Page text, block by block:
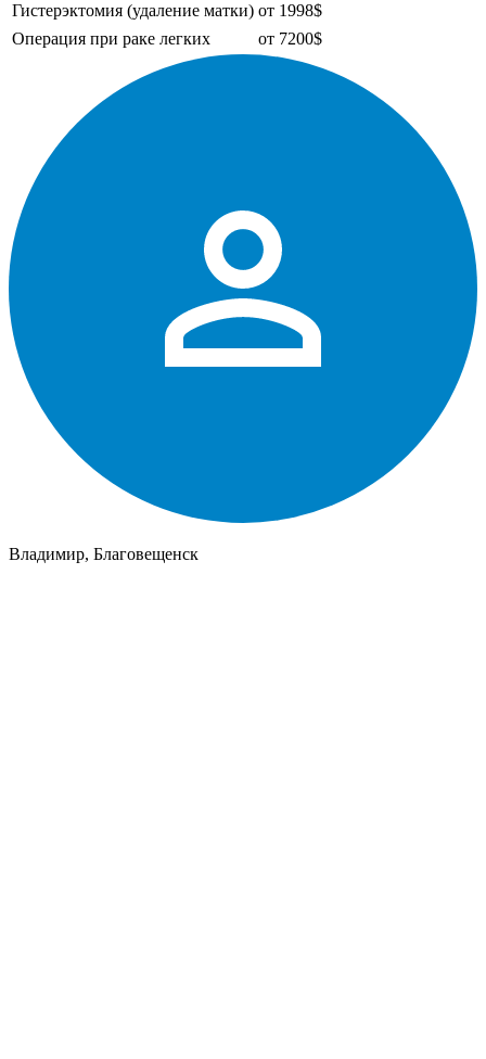
Гистерэктомия (удаление матки) от 1998$
Операция при раке легких
от 7200$
Владимир, Благовещенск